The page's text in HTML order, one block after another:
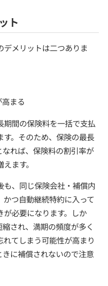
ト
メリットは二つありま
まる
期間の保険料を一括で支払
。そのため、保険の最長
れば、保険料の割引率が
ます。
も、同じ保険会社・補償内
つ自動継続特約に入って
が必要になります。しか
され、満期の頻度が多く
てしまう可能性が高まり
に補償されないので注意